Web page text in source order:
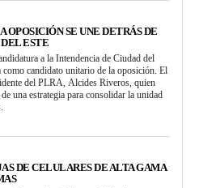
SE UNE DETRÁS DE
ESTE
a la Intendencia de Ciudad del
candidato unitario de la oposición. El
del PLRA, Alcides Riveros, quien
una estrategia para consolidar la unidad
DE CELULARES DE ALTA GAMA